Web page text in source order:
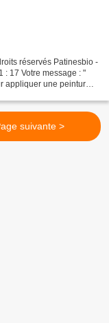
réservés Patinesbio -
: 17 Votre message : "
appliquer une peinture
suivante >